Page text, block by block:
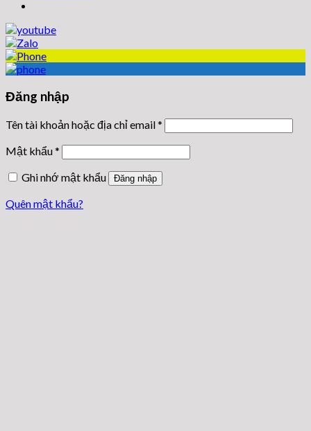
Đăng nhập
Tên tài khoản hoặc địa chỉ email*
Mật khẩu*
Ghi nhớ mật khẩu
Đăng nhập
Quên mật khẩu?